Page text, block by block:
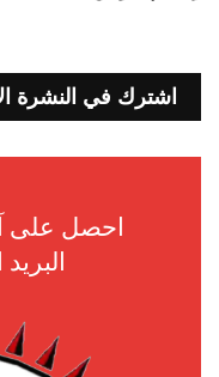
اشترك في النشرة
احصل على